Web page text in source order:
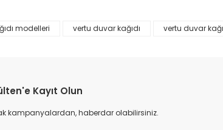
modelleri vertu duvar kağıdı vertu duvar
Kayıt Olun
kampanyalardan, haberdar olabilirsiniz.